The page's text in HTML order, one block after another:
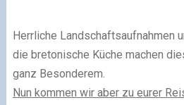
Herrliche Landschaftsaufnahmen
die bretonische Küche machen
ganz Besonderem.
Nun kommen wir aber zu eurer